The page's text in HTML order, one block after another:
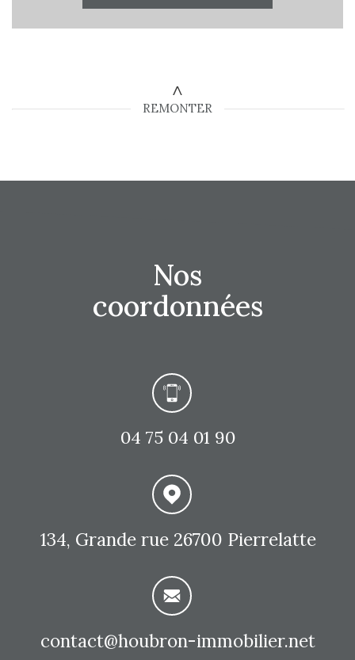
REMONTER
Nos
coordonnées
04 75 04 01 90
contact@houbron-immobilier.net
134, Grande rue26700 Pierrelatte